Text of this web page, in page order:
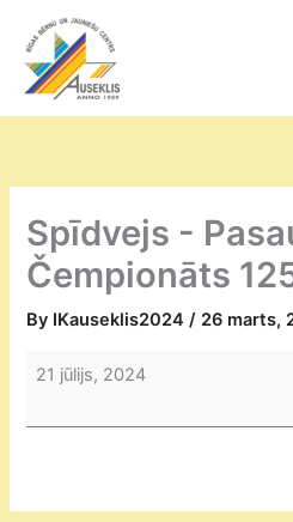
content
Spīdvejs -
Čempionāts
By IKauseklis2024/ 26 marts,
Spīdvejs
Pasaules
21 jūlijs, 2024